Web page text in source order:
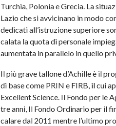
Turchia, Polonia e Grecia. La
Lazio che si avvicinano in modo
dedicati all’istruzione superiore
calata la quota di personale
aumentata in parallelo in quello
Il più grave tallone d’Achille è il
di base come PRIN e FIRB, il cui
Excellent Science. Il Fondo per le
tre anni, Il Fondo Ordinario per il
calare dal 2011 mentre l’ultimo